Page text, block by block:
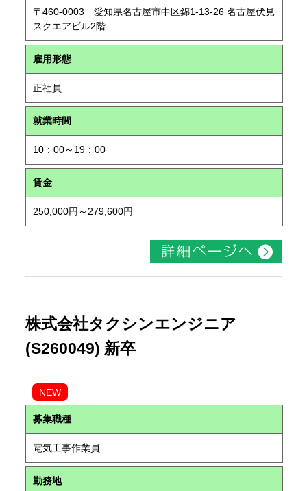
〒460-0003 愛知県名古屋市中区錦1-13-26 名古屋伏見
スクエアビル2階
雇用形態
正社員
就業時間
10：00～19：00
賃金
250,000円～279,600円
株式会社タクシンエンジニア
(S260049) 新卒
NEW
募集職種
電気工事作業員
勤務地